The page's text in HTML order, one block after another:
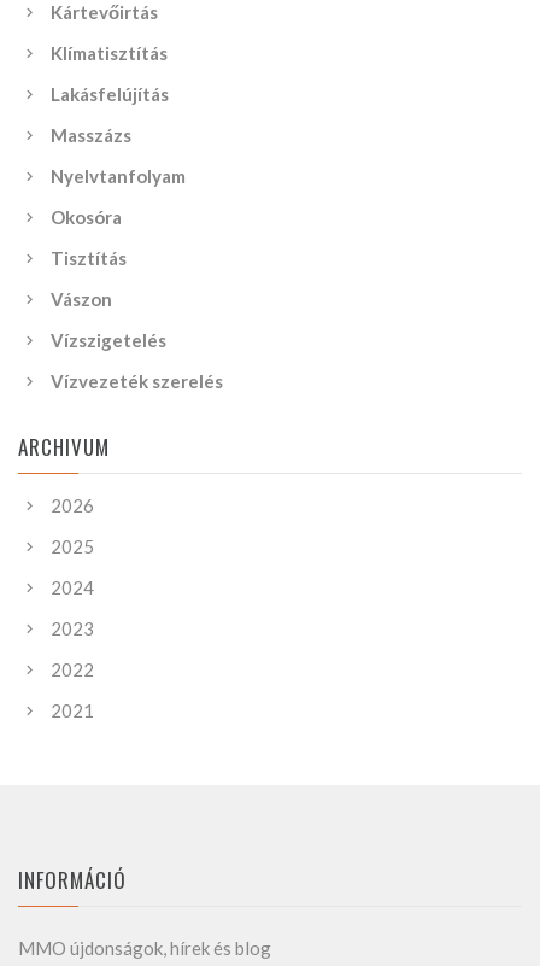
Kártevőirtás
Klímatisztítás
Lakásfelújítás
Masszázs
Nyelvtanfolyam
Okosóra
Tisztítás
Vászon
Vízszigetelés
Vízvezeték szerelés
ARCHIVUM
2026
2025
2024
2023
2022
2021
INFORMÁCIÓ
MMO újdonságok, hírek és blog